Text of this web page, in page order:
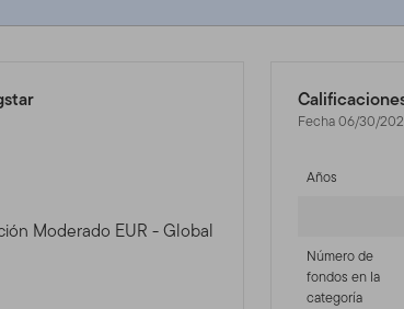
Moderado EUR - Global
Fecha 06/30/
Años
Número de
fondos en la
categoría